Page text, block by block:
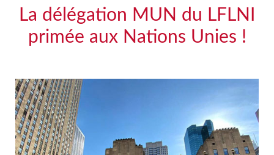
La délégation MUN du LFLNI
primée aux Nations Unies !